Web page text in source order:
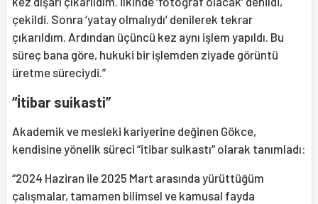
çekildi. Sonra ‘yatay olmalıydı’ denilerek tekrar
çıkarıldım. Ardından üçüncü kez aynı işlem yapıldı. Bu
süreç bana göre, hukuki bir işlemden ziyade görüntü
üretme süreciydi.”
“İtibar suikasti”
Akademik ve mesleki kariyerine değinen Gökce,
kendisine yönelik süreci “itibar suikastı” olarak tanımladı:
“2024 Haziran ile 2025 Mart arasında yürüttüğüm
çalışmalar, tamamen bilimsel ve kamusal fayda